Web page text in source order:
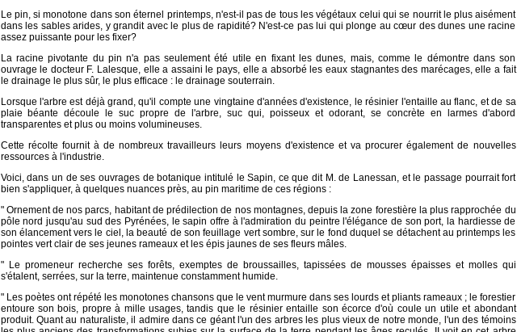
Le pin, si monotone dans son éternel printemps, n'est-il pas de tous les végétaux celui qui se nourrit le plus aisément
dans les sables arides, y grandit avec le plus de rapidité? N'est-ce pas lui qui plonge au cœur des dunes une racine
assez puissante pour les fixer?
La racine pivotante du pin n'a pas seulement été utile en fixant les dunes, mais, comme le démontre dans son
ouvrage le docteur F. Lalesque, elle a assaini le pays, elle a absorbé les eaux stagnantes des marécages, elle a fait
le drainage le plus sûr, le plus efficace : le drainage souterrain.
Lorsque l'arbre est déjà grand, qu'il compte une vingtaine d'années d'existence, le résinier l'entaille au flanc, et de sa
plaie béante découle le suc propre de l'arbre, suc qui, poisseux et odorant, se concrète en larmes d'abord
transparentes et plus ou moins volumineuses.
Cette récolte fournit à de nombreux travailleurs leurs moyens d'existence et va procurer également de nouvelles
ressources à l'industrie.
Voici, dans un de ses ouvrages de botanique intitulé le Sapin, ce que dit M. de Lanessan, et le passage pourrait fort
bien s'appliquer, à quelques nuances près, au pin maritime de ces régions :
" Ornement de nos parcs, habitant de prédilection de nos montagnes, depuis la zone forestière la plus rapprochée du
pôle nord jusqu'au sud des Pyrénées, le sapin offre à l'admiration du peintre l'élégance de son port, la hardiesse de
son élancement vers le ciel, la beauté de son feuillage vert sombre, sur le fond duquel se détachent au printemps les
pointes vert clair de ses jeunes rameaux et les épis jaunes de ses fleurs mâles.
" Le promeneur recherche ses forêts, exemptes de broussailles, tapissées de mousses épaisses et molles qui
s'étalent, serrées, sur la terre, maintenue constamment humide.
" Les poètes ont répété les monotones chansons que le vent murmure dans ses lourds et pliants rameaux ; le forestier
entoure son bois, propre à mille usages, tandis que le résinier entaille son écorce d'où coule un utile et abondant
produit. Quant au naturaliste, il admire dans ce géant l'un des arbres les plus vieux de notre monde, l'un des témoins